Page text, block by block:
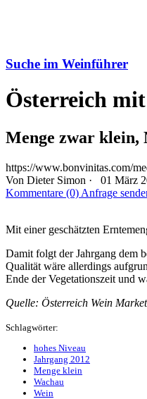
Suche im Weinführer
Österreich
Menge zwar klein,
https://www.bonvinitas.com/
Von Dieter Simon · 01 März
Kommentare (0) Anfrage
Mit einer geschätzten
Damit folgt der Jahrgang dem
Qualität wäre allerdings
Ende der Vegetationszeit und
Quelle: Österreich Wein
Schlagwörter:
hohes Niveau
Jahrgang 2012
Menge klein
Wachau
Wein